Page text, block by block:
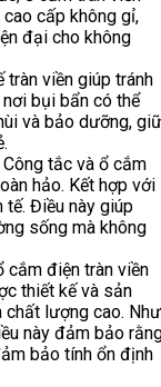
cấp không gỉ,
đại cho không
tràn viền giúp tránh
bụi bẩn có thể
và bảo dưỡng, giữ
Công tắc và ổ cắm
hảo. Kết hợp với
tế. Điều này giúp
sống mà không
cắm điện tràn viền
thiết kế và sản
chất lượng cao. Như
này đảm bảo
bảo tính ổn định